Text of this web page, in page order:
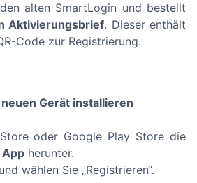
alten SmartLogin und bestellt
Aktivierungsbrief. Dieser enthält
Code zur Registrierung.
Gerät installieren
oder Google Play Store die
App herunter.
wählen Sie „Registrieren“.